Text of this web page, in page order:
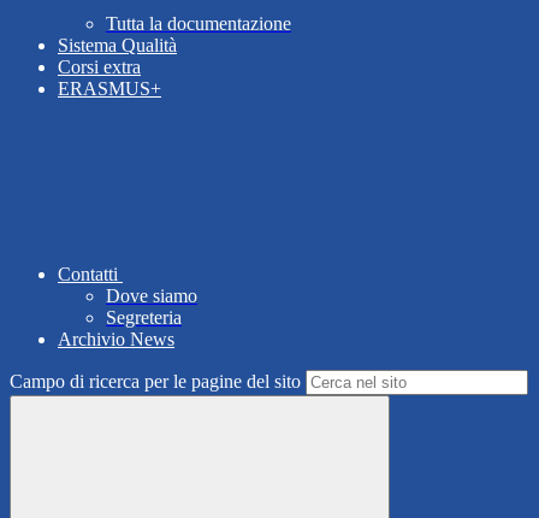
Tutta la documentazione
Sistema Qualità
Corsi extra
ERASMUS+
Contatti
Dove siamo
Segreteria
Archivio News
Campo di ricerca per le pagine del sito